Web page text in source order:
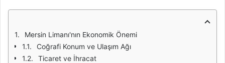
Mersin Limanı'nın Ekonomik Önemi
Coğrafi Konum ve Ulaşım Ağı
Ticaret ve İhracat